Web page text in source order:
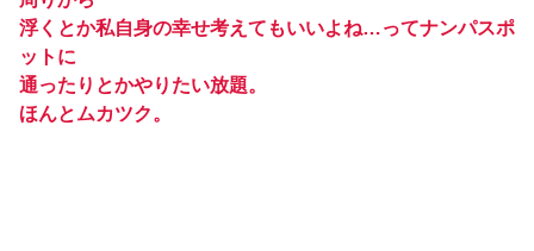
浮くとか私自身の幸せ考えてもいいよね…ってナンパスポ
ットに
通ったりとかやりたい放題。
ほんとムカツク。